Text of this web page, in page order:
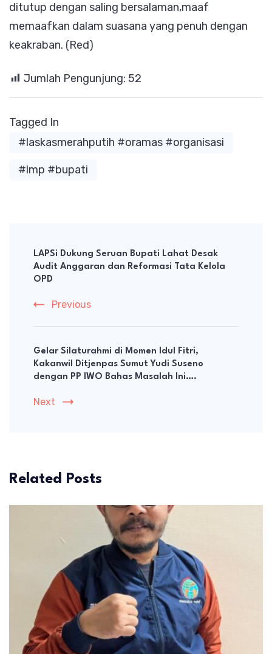
ditutup dengan saling bersalaman,maaf
memaafkan dalam suasana yang penuh dengan
keakraban. (Red)
Jumlah Pengunjung: 52
Tagged In
#laskasmerahputih #oramas #organisasi
#lmp #bupati
Navigation
LAPSi Dukung Seruan Bupati Lahat Desak
Audit Anggaran dan Reformasi Tata Kelola
OPD
Previous
Gelar Silaturahmi di Momen Idul Fitri,
Kakanwil Ditjenpas Sumut Yudi Suseno
dengan PP IWO Bahas Masalah Ini….
Next
Related Posts